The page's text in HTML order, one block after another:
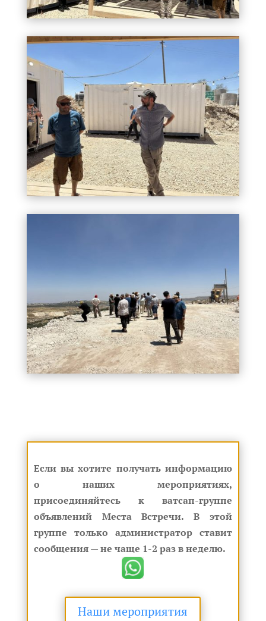
Если вы хотите получать информацию
о наших мероприятиях,
присоединяйтесь к ватсап-группе
объявлений Места Встречи. В этой
группе только администратор ставит
сообщения — не чаще 1-2 раз в неделю.
Наши мероприятия